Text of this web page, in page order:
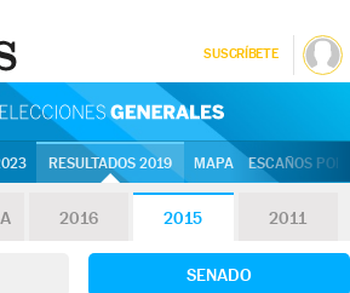
SUSCRÍBETE
RESULTADOS 2019 MAPA ESCAÑOS
2016 2015 2011
SENADO